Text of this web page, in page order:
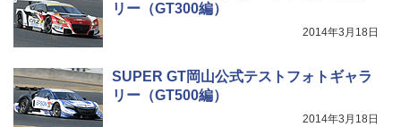
リー（GT300編）
2014年3月18日
SUPER GT岡山公式テストフォトギャラ
リー（GT500編）
2014年3月18日